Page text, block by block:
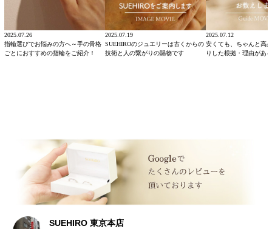
2025.07.26
指輪選びでお悩みの方へ～手の骨格
ごとにおすすめの指輪をご紹介！
2025.07.19
SUEHIROのジュエリーは古くからの
技術と人の繋がりの賜物です
2025.07.12
安くても、ちゃんと高
りした根拠・理由があ
SUEHIRO 東京本店